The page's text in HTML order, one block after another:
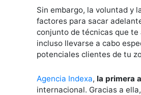
Sin embargo, la voluntad y
factores para sacar
conjunto de técnicas que
incluso llevarse a cabo
potenciales clientes de tu
Agencia Indexa, la primera
internacional. Gracias a